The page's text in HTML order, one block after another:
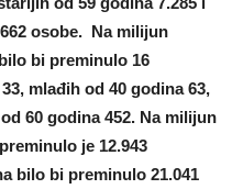
osobe. Na milijun
bi preminulo 16
mlađih od 40 godina 63,
60 godina 452. Na milijun
je 12.943
bilo bi preminulo 21.041